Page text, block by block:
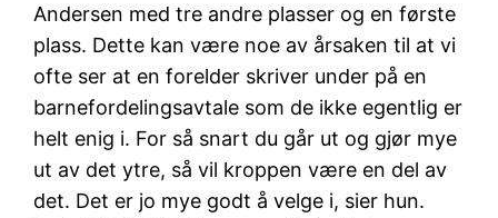
Andersen med tre andre plasser og en første
plass. Dette kan være noe av årsaken til at vi
ofte ser at en forelder skriver under på en
barnefordelingsavtale som de ikke egentlig er
helt enig i. For så snart du går ut og gjør mye
ut av det ytre, så vil kroppen være en del av
det. Det er jo mye godt å velge i, sier hun.